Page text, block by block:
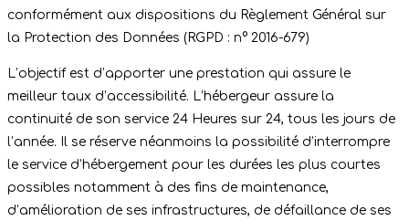
conformément aux dispositions du Règlement Général sur
la Protection des Données (RGPD : n° 2016-679)
L’objectif est d’apporter une prestation qui assure le
meilleur taux d’accessibilité. L’hébergeur assure la
continuité de son service 24 Heures sur 24, tous les jours de
l’année. Il se réserve néanmoins la possibilité d’interrompre
le service d’hébergement pour les durées les plus courtes
possibles notamment à des fins de maintenance,
d’amélioration de ses infrastructures, de défaillance de ses